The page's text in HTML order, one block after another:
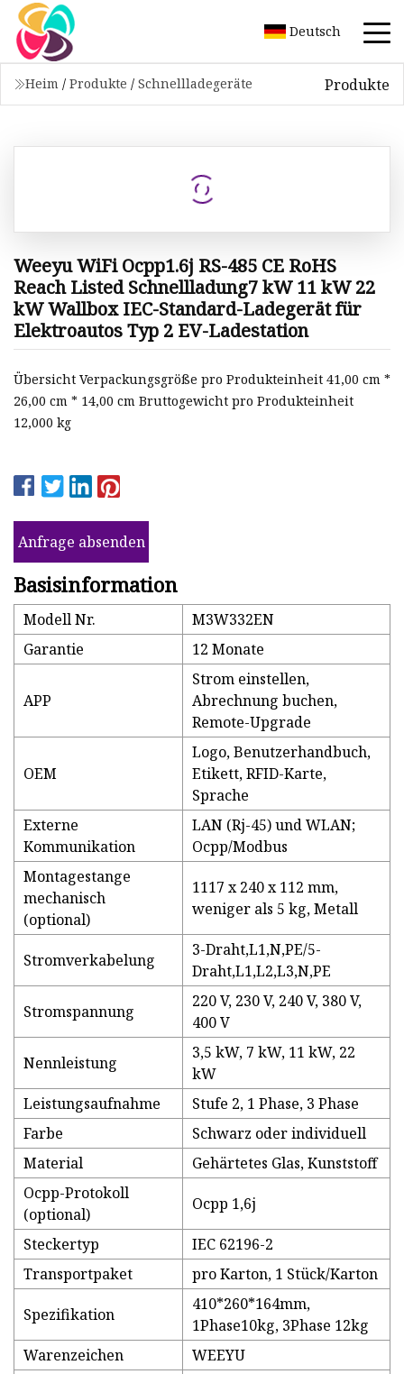
Deutsch
Heim / Produkte / Schnellladegeräte Produkte
Weeyu WiFi Ocpp1.6j RS-485 CE RoHS
Reach Listed Schnellladung7 kW 11 kW 22
kW Wallbox IEC-Standard-Ladegerät für
Elektroautos Typ 2 EV-Ladestation
Übersicht Verpackungsgröße pro Produkteinheit 41,00 cm *
26,00 cm * 14,00 cm Bruttogewicht pro Produkteinheit
12,000 kg
Anfrage absenden
Basisinformation
Modell Nr.
M3W332EN
Garantie
12 Monate
APP
Strom einstellen,
Abrechnung buchen,
Remote-Upgrade
OEM
Logo, Benutzerhandbuch,
Etikett, RFID-Karte,
Sprache
Externe
Kommunikation
LAN (Rj-45) und WLAN;
Ocpp/Modbus
Montagestange
mechanisch
(optional)
1117 x 240 x 112 mm,
weniger als 5 kg, Metall
Stromverkabelung
3-Draht,L1,N,PE/5-
Draht,L1,L2,L3,N,PE
Stromspannung
220 V, 230 V, 240 V, 380 V,
400 V
Nennleistung
3,5 kW, 7 kW, 11 kW, 22
kW
Leistungsaufnahme
Stufe 2, 1 Phase, 3 Phase
Farbe
Schwarz oder individuell
Material
Gehärtetes Glas, Kunststoff
Ocpp-Protokoll
(optional)
Ocpp 1,6j
Steckertyp
IEC 62196-2
Transportpaket
pro Karton, 1 Stück/Karton
Spezifikation
410*260*164mm,
1Phase10kg, 3Phase 12kg
Warenzeichen
WEEYU